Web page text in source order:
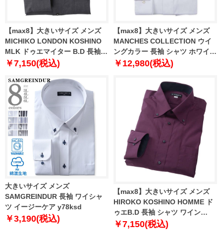
【max8】大きいサイズ メンズ
MICHIKO LONDON KOSHINO
MLK ドゥエマイター B.D 長袖
シャツ チャコール 1277-5313-1
￥7,150(税込)
【max8】大きいサイズ メンズ
MANCHES COLLECTION ウイ
ングカラー 長袖 シャツ ホワイト
1277-5226-1 3L 4L 5L 6L 7L 8L
￥12,980(税込)
大きいサイズ メンズ
SAMGREINDUR 長袖 ワイシャ
ツ イージーケア y78ksd
￥3,190(税込)
【max8】大きいサイズ メンズ
HIROKO KOSHINO HOMME ド
ゥエB.D 長袖 シャツ ワイン
1277-4333-1 4L 5L 6L 7L 8L 9L
￥7,150(税込)